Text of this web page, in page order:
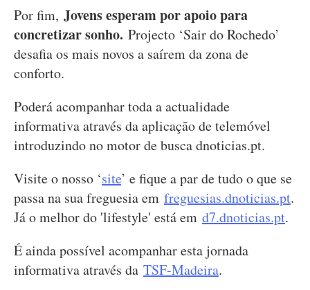
Por fim, Jovens esperam por apoio para
concretizar sonho. Projecto ‘Sair do Rochedo’
desafia os mais novos a saírem da zona de
conforto.
Poderá acompanhar toda a actualidade
informativa através da aplicação de telemóvel
introduzindo no motor de busca dnoticias.pt.
Visite o nosso ‘site’ e fique a par de tudo o que se
passa na sua freguesia em freguesias.dnoticias.pt.
Já o melhor do 'lifestyle' está em d7.dnoticias.pt.
É ainda possível acompanhar esta jornada
informativa através da TSF-Madeira.